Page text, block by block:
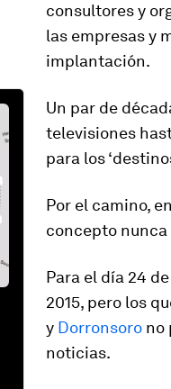
consultores y
las empresas y
implantación.
Un par de
televisiones
para los
Por el camino,
concepto nunca
Para el día 24
2015, pero los
y Dorronsoro no
noticias.